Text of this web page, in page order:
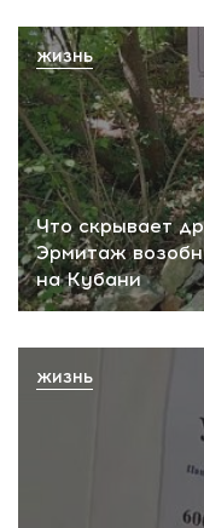
Что скрывает
Эрмитаж
на Кубани
ЖИЗНЬ
ЖИЗНЬ